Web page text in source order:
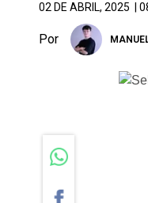
02 DE ABRIL, 2025 |
Por